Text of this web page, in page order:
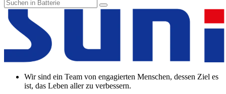
Wir sind ein Team von engagierten Menschen, dessen Ziel es
ist, das Leben aller zu verbessern.